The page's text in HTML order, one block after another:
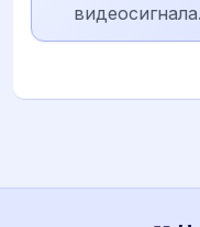
видеосигнала.